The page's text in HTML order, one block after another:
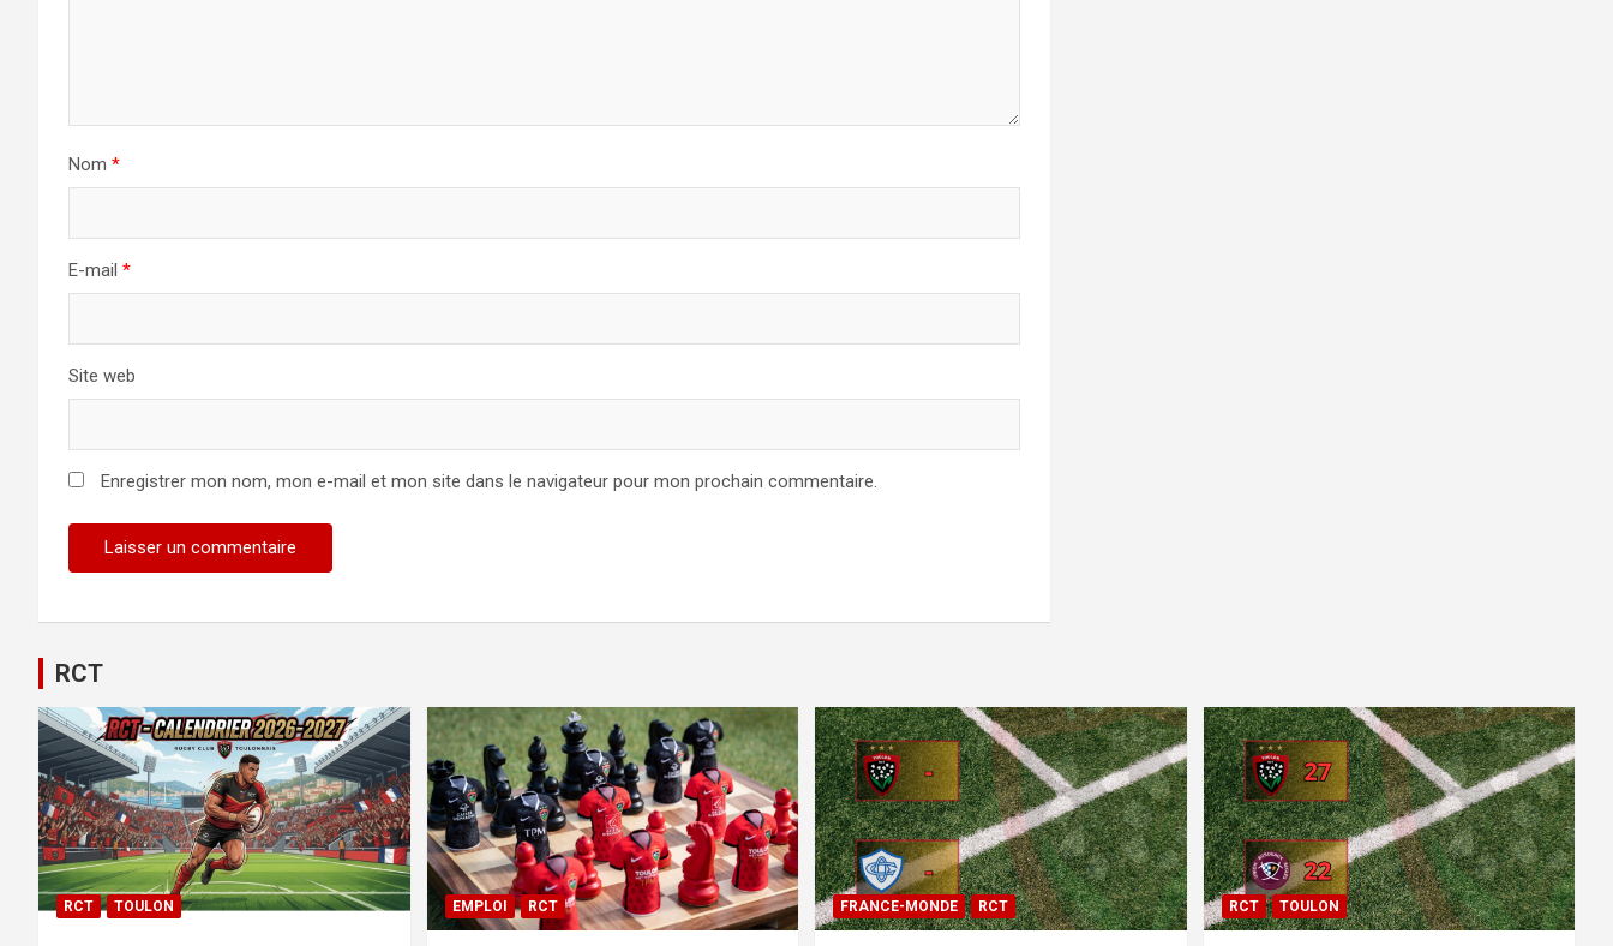
Nom *
E-mail *
Site web
Enregistrer mon nom, mon e-mail et mon site dans le navigateur pour mon prochain commentaire.
RCT
RCT TOULON EMPLOI RCT FRANCE-MONDE RCT RCT TOULON